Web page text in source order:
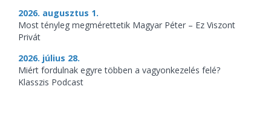
2026. augusztus 1.
Most tényleg megmérettetik Magyar Péter – Ez Viszont
Privát
2026. július 28.
Miért fordulnak egyre többen a vagyonkezelés felé?
Klasszis Podcast